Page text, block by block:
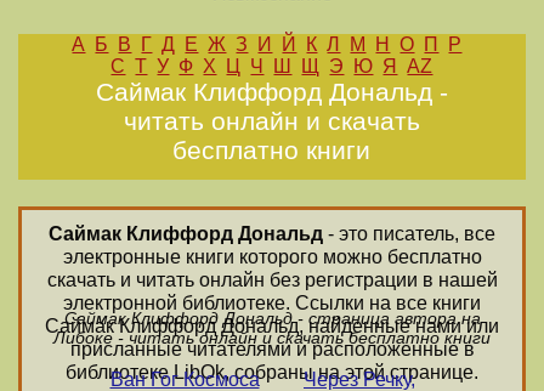
А Б В Г Д Е Ж З И Й К Л М Н О П
Р
С Т У Ф Х Ц Ч Ш Щ Э Ю Я AZ
Саймак Клиффорд Дональд -
читать онлайн и скачать
бесплатно книги
Саймак Клиффорд Дональд - это писатель, все
электронные книги которого можно бесплатно
скачать и читать онлайн без регистрации в нашей
электронной библиотеке. Ссылки на все книги
Саймак Клиффорд Дональд, найденные нами или
присланные читателями и расположенные в
библиотеке LibOk, собраны на этой странице.
Саймак Клиффорд Дональд - страница автора на
Либоке - читать онлайн и скачать бесплатно книги
Ван Гог Космоса
Через Речку,